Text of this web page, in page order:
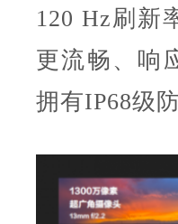
120 Hz刷新
更流畅、响
拥有IP68级